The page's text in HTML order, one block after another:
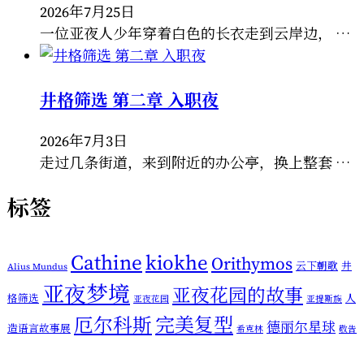
2026年7月25日
一位亚夜人少年穿着白色的长衣走到云岸边， …
井格筛选 第二章 入职夜
2026年7月3日
走过几条街道，来到附近的办公亭，换上整套 …
标签
Alius Mundus Cathinekiokhe Orithymos 云下朝歌 井
格筛选 亚夜梦境 亚夜花园 亚夜花园的故事 亚提斯族 人
造语言故事展 厄尔科斯完美复型 希克林 德丽尔星球 敬告